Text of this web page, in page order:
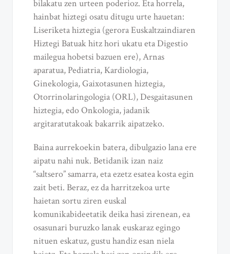
bilakatu zen urteen poderioz. Eta horrela,
hainbat hiztegi osatu ditugu urte hauetan:
Liseriketa hiztegia (gerora Euskaltzaindiaren
Hiztegi Batuak hitz hori ukatu eta Digestio
mailegua hobetsi bazuen ere), Arnas
aparatua, Pediatria, Kardiologia,
Ginekologia, Gaixotasunen hiztegia,
Otorrinolaringologia (ORL), Desgaitasunen
hiztegia, edo Onkologia, jadanik
argitaratutakoak bakarrik aipatzeko.
Baina aurrekoekin batera, dibulgazio lana ere
aipatu nahi nuk. Betidanik izan naiz
“saltsero” samarra, eta ezetz esatea kosta egin
zait beti. Beraz, ez da harritzekoa urte
haietan sortu ziren euskal
komunikabideetatik deika hasi zirenean, ea
osasunari buruzko lanak euskaraz egingo
nituen eskatuz, gustu handiz esan niela